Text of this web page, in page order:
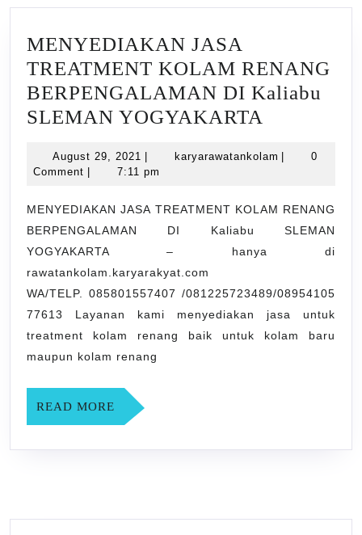
MENYEDIAKAN JASA
TREATMENT KOLAM RENANG
BERPENGALAMAN DI Kaliabu
SLEMAN YOGYAKARTA
RENANG
DI
Kaliabu
SLEMAN
August 29, 2021 August
29,
karyarawatankolam
0
Comment
7:11 pm
MENYEDIAKAN JASA TREATMENT KOLAM RENANG
BERPENGALAMAN DI Kaliabu SLEMAN
YOGYAKARTA – hanya di
rawatankolam.karyarakyat.com
WA/TELP. 085801557407 /081225723489/08954105
77613 Layanan kami menyediakan jasa untuk
treatment kolam renang baik untuk kolam baru
maupun kolam renang
READ MORE READ
MORE